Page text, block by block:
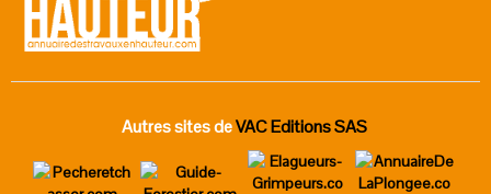
Autres sites deVAC Editions SAS